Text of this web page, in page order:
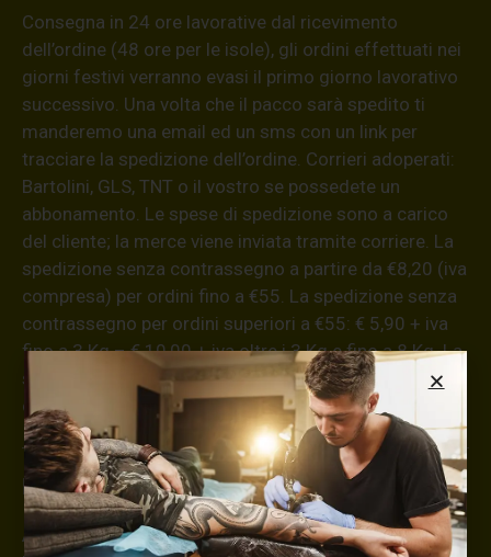
Consegna in 24 ore lavorative dal ricevimento
dell’ordine (48 ore per le isole), gli ordini effettuati nei
giorni festivi verranno evasi il primo giorno lavorativo
successivo. Una volta che il pacco sarà spedito ti
manderemo una email ed un sms con un link per
tracciare la spedizione dell’ordine. Corrieri adoperati:
Bartolini, GLS, TNT o il vostro se possedete un
abbonamento. Le spese di spedizione sono a carico
del cliente; la merce viene inviata tramite corriere. La
spedizione senza contrassegno a partire da €8,20 (iva
compresa) per ordini fino a €55. La spedizione senza
contrassegno per ordini superiori a €55: € 5,90 + iva
fino a 3 Kg – € 10,00 + iva oltre i 3 Kg e fino a 8 Kg. La
spedizione con modalità di pagamento in contanti alla
consegna ha un supplemento di € 5,00 + iva.
Informazioni aggiuntive
ATTENZIONE!